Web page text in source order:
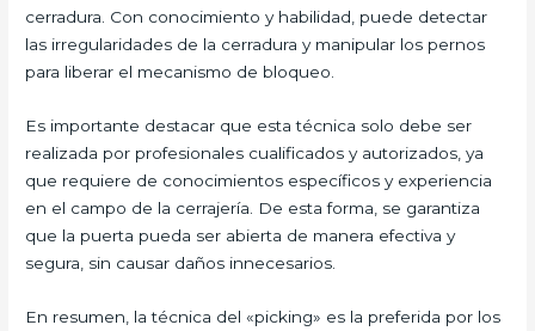
cerradura. Con conocimiento y habilidad, puede detectar
las irregularidades de la cerradura y manipular los pernos
para liberar el mecanismo de bloqueo.
Es importante destacar que esta técnica solo debe ser
realizada por profesionales cualificados y autorizados, ya
que requiere de conocimientos específicos y experiencia
en el campo de la cerrajería. De esta forma, se garantiza
que la puerta pueda ser abierta de manera efectiva y
segura, sin causar daños innecesarios.
En resumen, la técnica del «picking» es la preferida por los